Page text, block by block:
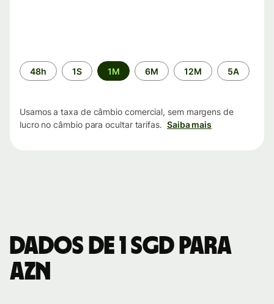
Período
de
48h 1S 1M 6M 12M 5A
Usamos a taxa de câmbio comercial, sem margens de
lucro no câmbio para ocultar tarifas. Saiba mais
Dados de 1 SGD para
AZN